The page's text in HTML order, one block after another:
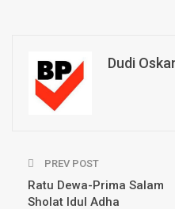
Dudi
PREV POST
Ratu Dewa-Prima Salam
Sholat Idul Adha